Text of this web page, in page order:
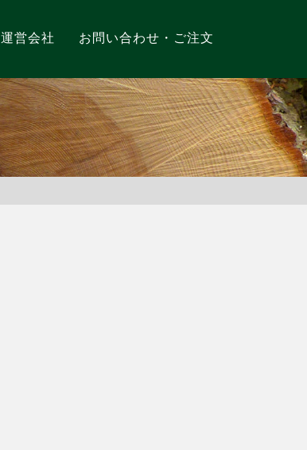
運営会社 お問い合わせ・ご注文